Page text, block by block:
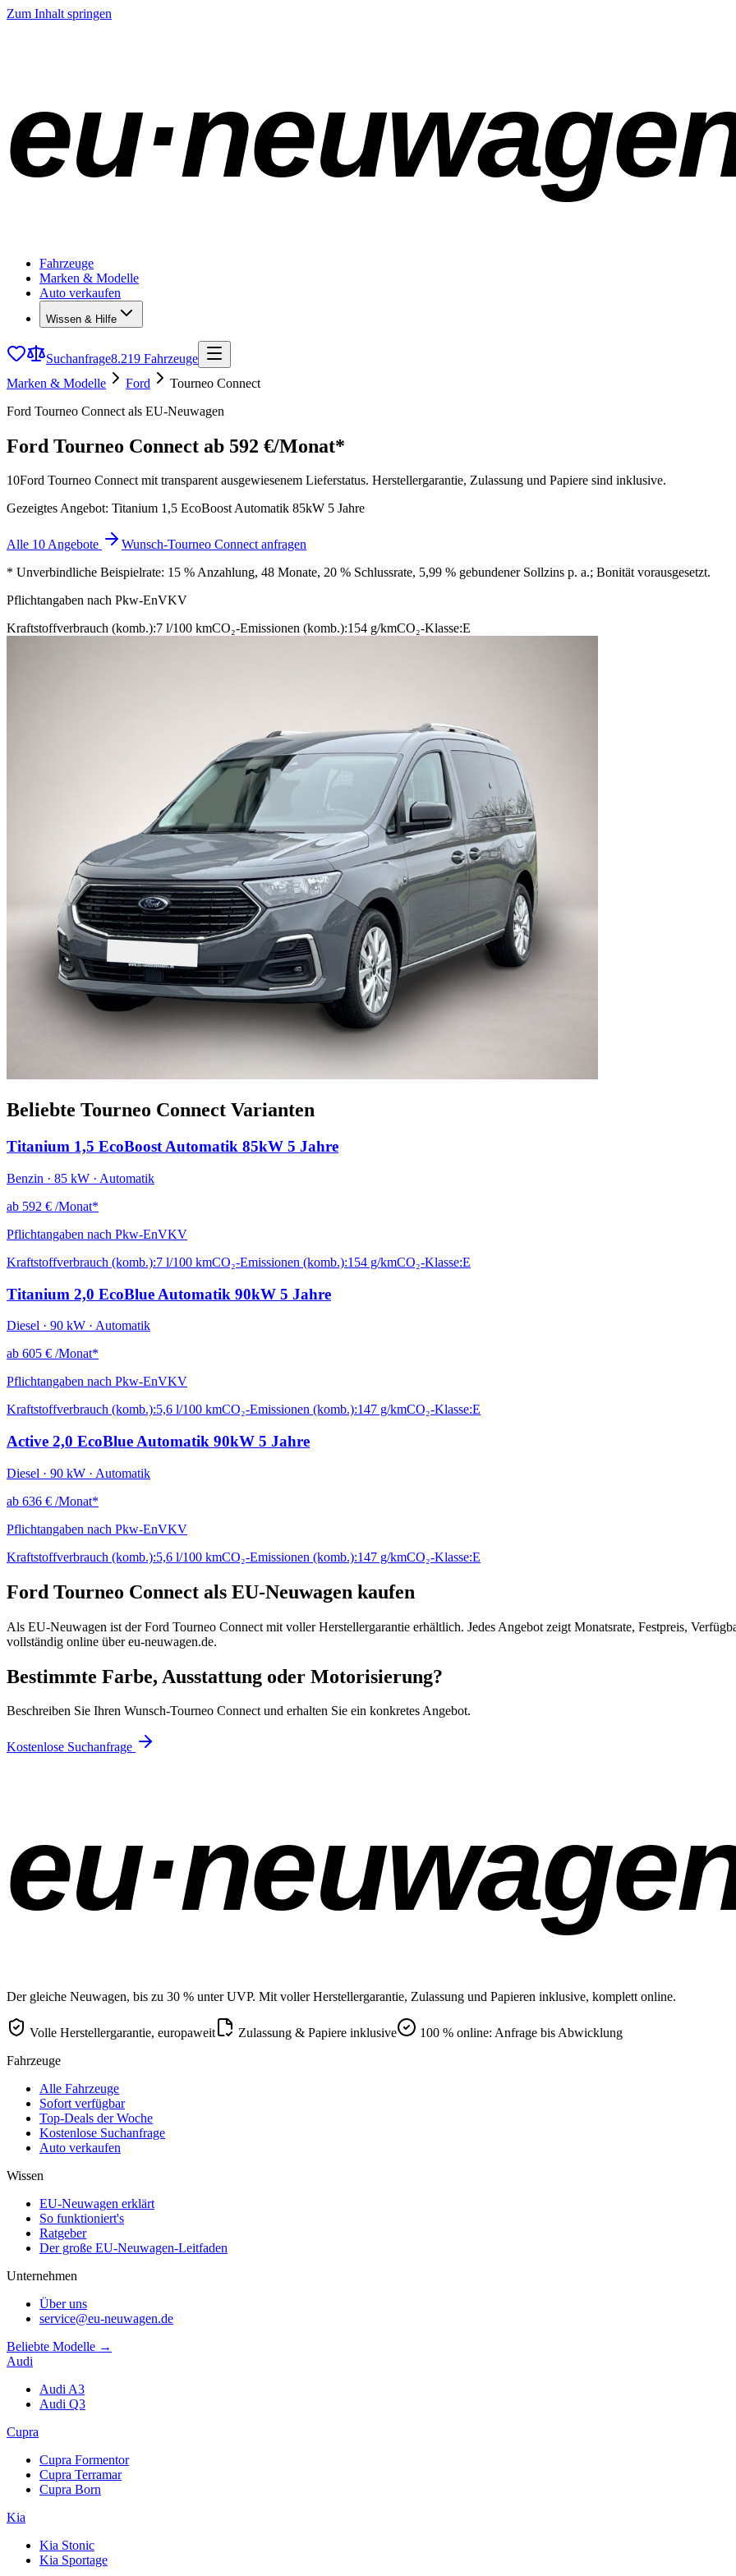
Zum Inhalt springen
Fahrzeuge
Marken & Modelle
Auto verkaufen
Wissen & Hilfe
Suchanfrage8.219 Fahrzeuge
Marken & Modelle
Ford
Tourneo Connect
Ford Tourneo Connect als EU-Neuwagen
Ford Tourneo Connect ab 592 €/Monat*
10Ford Tourneo Connect mit transparent ausgewiesenem Lieferstatus. Herstellergarantie, Zulassung und Papiere sind inklusive.
Gezeigtes Angebot: Titanium 1,5 EcoBoost Automatik 85kW 5 Jahre
Alle 10 Angebote
Wunsch-Tourneo Connect anfragen
* Unverbindliche Beispielrate: 15 % Anzahlung, 48 Monate, 20 % Schlussrate, 5,99 % gebundener Sollzins p. a.; Bonität vorausgesetzt.
Pflichtangaben nach Pkw-EnVKV
Kraftstoffverbrauch (komb.):7 l/100 kmCO₂-Emissionen (komb.):154 g/kmCO₂-Klasse:E
Beliebte Tourneo Connect Varianten
Titanium 1,5 EcoBoost Automatik 85kW 5 Jahre
Benzin · 85 kW · Automatik
ab 592 € /Monat*
Pflichtangaben nach Pkw-EnVKV
Kraftstoffverbrauch (komb.):7 l/100 kmCO₂-Emissionen (komb.):154 g/kmCO₂-Klasse:E
Titanium 2,0 EcoBlue Automatik 90kW 5 Jahre
Diesel · 90 kW · Automatik
ab 605 € /Monat*
Pflichtangaben nach Pkw-EnVKV
Kraftstoffverbrauch (komb.):5,6 l/100 kmCO₂-Emissionen (komb.):147 g/kmCO₂-Klasse:E
Active 2,0 EcoBlue Automatik 90kW 5 Jahre
Diesel · 90 kW · Automatik
ab 636 € /Monat*
Pflichtangaben nach Pkw-EnVKV
Kraftstoffverbrauch (komb.):5,6 l/100 kmCO₂-Emissionen (komb.):147 g/kmCO₂-Klasse:E
Ford Tourneo Connect als EU-Neuwagen kaufen
Als EU-Neuwagen ist der Ford Tourneo Connect mit voller Herstellergarantie erhältlich. Jedes Angebot zeigt Monatsrate, Festpreis,
vollständig online über eu-neuwagen.de.
Bestimmte Farbe, Ausstattung oder Motorisierung?
Beschreiben Sie Ihren Wunsch-Tourneo Connect und erhalten Sie ein konkretes Angebot.
Kostenlose Suchanfrage
Der gleiche Neuwagen, bis zu 30 % unter UVP. Mit voller Herstellergarantie, Zulassung und Papieren inklusive, komplett online.
Volle Herstellergarantie, europaweit Zulassung & Papiere inklusive
100 % online: Anfrage bis Abwicklung
Fahrzeuge
Alle Fahrzeuge
Sofort verfügbar
Top-Deals der Woche
Kostenlose Suchanfrage
Auto verkaufen
Wissen
EU-Neuwagen erklärt
So funktioniert's
Ratgeber
Der große EU-Neuwagen-Leitfaden
Unternehmen
Über uns
service@eu-neuwagen.de
Beliebte Modelle →
Audi
Audi A3
Audi Q3
Cupra
Cupra Formentor
Cupra Terramar
Cupra Born
Kia
Kia Stonic
Kia Sportage